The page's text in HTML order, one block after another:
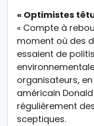
« Optimistes
« Compte à
moment où des
essaient de
organisateurs,
américain
régulièrement
sceptiques.